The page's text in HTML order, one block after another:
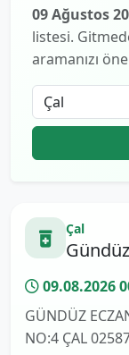
09 Ağustos
listesi.
aramanızı
Çal
09.08.2026
GÜNDÜZ
NO:4 ÇAL